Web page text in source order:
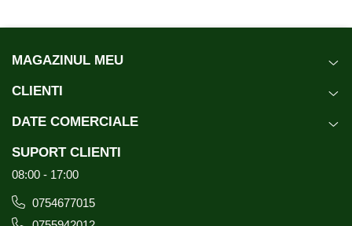
MAGAZINUL MEU
CLIENTI
DATE COMERCIALE
SUPORT CLIENTI
08:00 - 17:00
0754677015